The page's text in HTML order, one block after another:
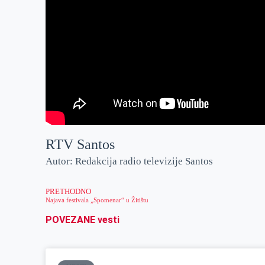
RTV Santos
Autor: Redakcija radio televizije Santos
PRETHODNO
Najava festivala „Spomenar“ u Žitištu
POVEZANE vesti